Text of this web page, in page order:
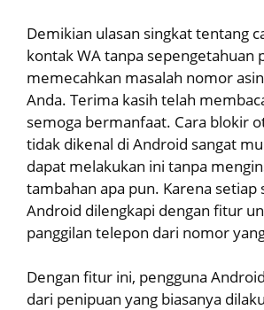
Demikian ulasan singkat tentang
kontak WA tanpa sepengetahuan
memecahkan masalah nomor
Anda. Terima kasih telah
semoga bermanfaat. Cara blokir
tidak dikenal di Android sangat
dapat melakukan ini tanpa
tambahan apa pun. Karena
Android dilengkapi dengan fitur
panggilan telepon dari nomor
Dengan fitur ini, pengguna
dari penipuan yang biasanya